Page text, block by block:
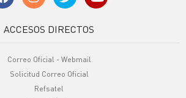
ACCESOS DIRECTOS
Correo Oficial - Webmail
Solicitud Correo Oficial
Refsatel